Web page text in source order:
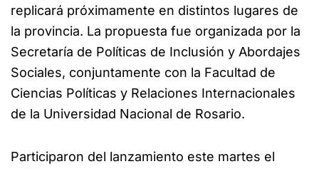
replicará próximamente en distintos lugares de
la provincia. La propuesta fue organizada por la
Secretaría de Políticas de Inclusión y Abordajes
Sociales, conjuntamente con la Facultad de
Ciencias Políticas y Relaciones Internacionales
de la Universidad Nacional de Rosario.
Participaron del lanzamiento este martes el